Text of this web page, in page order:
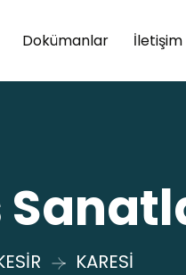
Dokümanlar İletişim
KARESİ